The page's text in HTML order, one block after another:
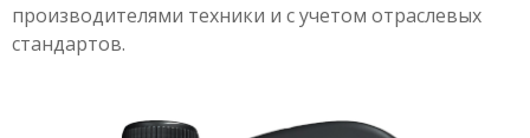
производителями техники и с учетом отраслевых
стандартов.